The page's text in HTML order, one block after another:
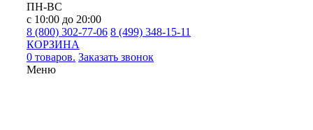
ПН-ВС
с 10:00 до 20:00
8 (800) 302-77-06 8 (499) 348-15-11
КОРЗИНА
0 товаров. Заказать звонок
Меню